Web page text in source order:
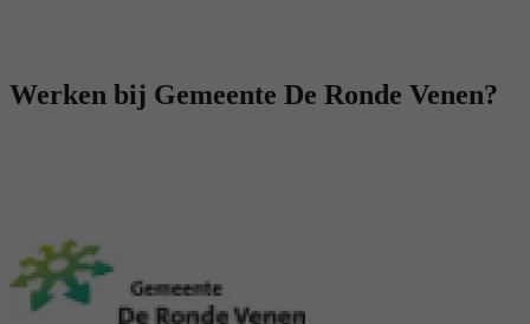
Werken bij Gemeente De Ronde Venen?